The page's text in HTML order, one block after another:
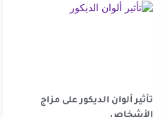
تأثير ألوان الديكور على مزاج